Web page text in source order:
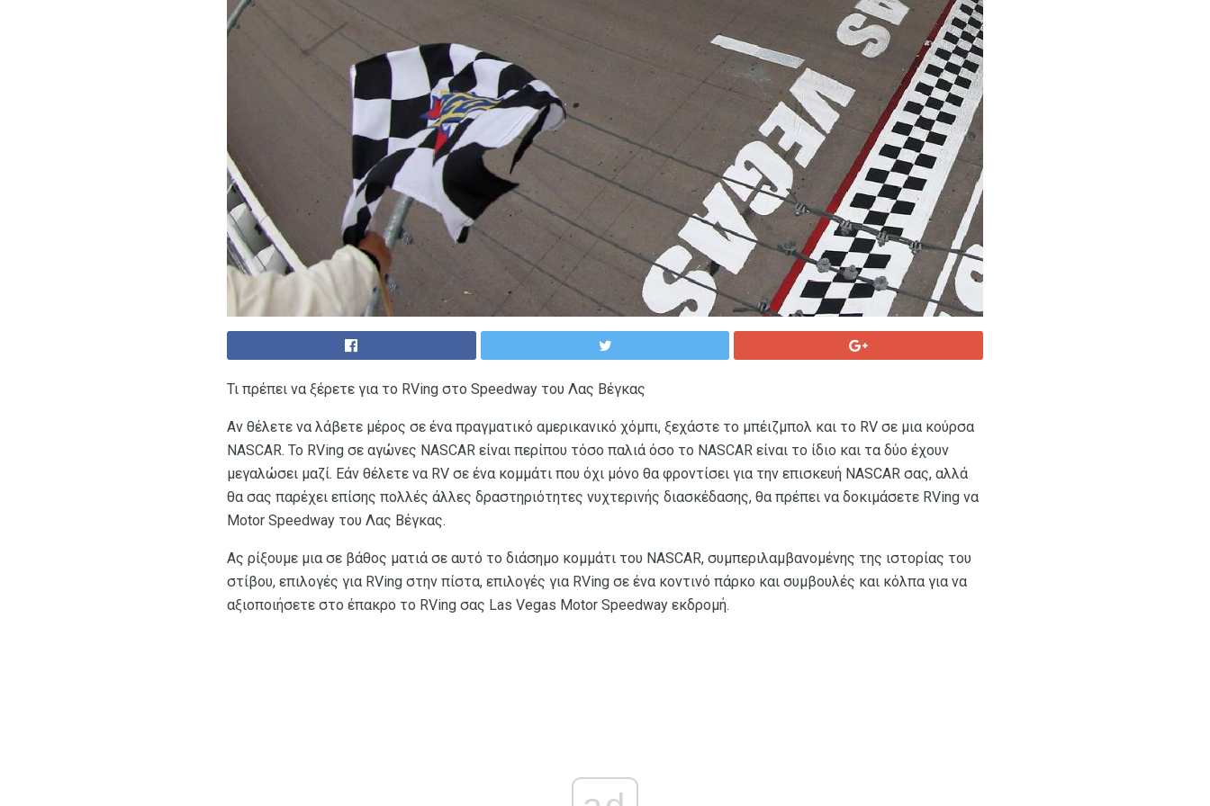
Τι πρέπει να ξέρετε για το RVing στο Speedway του Λας Βέγκας
Αν θέλετε να λάβετε μέρος σε ένα πραγματικό αμερικανικό χόμπι, ξεχάστε το μπέιζμπολ και το RV σε μια κούρσα
NASCAR. Το RVing σε αγώνες NASCAR είναι περίπου τόσο παλιά όσο το NASCAR είναι το ίδιο και τα δύο έχουν
μεγαλώσει μαζί. Εάν θέλετε να RV σε ένα κομμάτι που όχι μόνο θα φροντίσει για την επισκευή NASCAR σας, αλλά
θα σας παρέχει επίσης πολλές άλλες δραστηριότητες νυχτερινής διασκέδασης, θα πρέπει να δοκιμάσετε RVing να
Motor Speedway του Λας Βέγκας.
Ας ρίξουμε μια σε βάθος ματιά σε αυτό το διάσημο κομμάτι του NASCAR, συμπεριλαμβανομένης της ιστορίας του
στίβου, επιλογές για RVing στην πίστα, επιλογές για RVing σε ένα κοντινό πάρκο και συμβουλές και κόλπα για να
αξιοποιήσετε στο έπακρο το RVing σας Las Vegas Motor Speedway εκδρομή.